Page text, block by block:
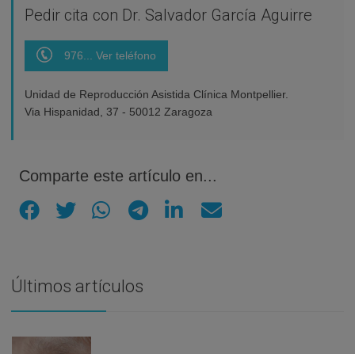
Pedir cita con Dr. Salvador García Aguirre
976... Ver teléfono
Unidad de Reproducción Asistida Clínica Montpellier.
Via Hispanidad, 37 - 50012 Zaragoza
Comparte este artículo en...
Últimos artículos